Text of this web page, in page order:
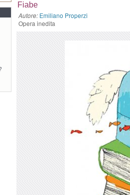
Fiabe
Autore: Emiliano Properzi
Opera inedita